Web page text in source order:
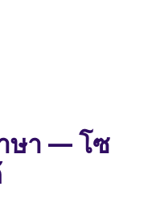
ษา — โซ